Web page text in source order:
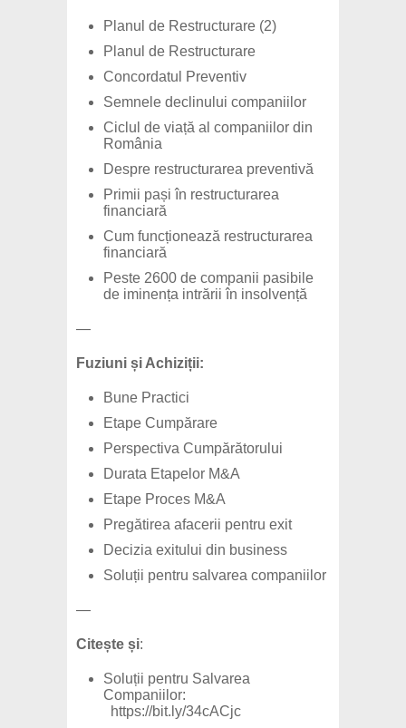
Planul de Restructurare (2)
Planul de Restructurare
Concordatul Preventiv
Semnele declinului companiilor
Ciclul de viață al companiilor din
România
Despre restructurarea preventivă
Primii pași în restructurarea
financiară
Cum funcționează restructurarea
financiară
Peste 2600 de companii pasibile
de iminența intrării în insolvență
—
Fuziuni și Achiziții:
Bune Practici
Etape Cumpărare
Perspectiva Cumpărătorului
Durata Etapelor M&A
Etape Proces M&A
Pregătirea afacerii pentru exit
Decizia exitului din business
Soluții pentru salvarea companiilor
—
Citește și:
Soluții pentru Salvarea
Companiilor:
https://bit.ly/34cACjc